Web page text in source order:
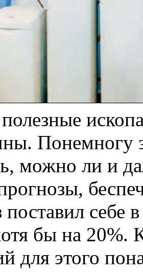
полезные
Понемногу
можно ли и
себе
бы на 20%.
для этого